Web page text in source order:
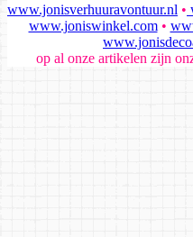
www.jonisverhuuravontuur.nl •
www.joniswinkel.com•
op al onze artikelen zijn